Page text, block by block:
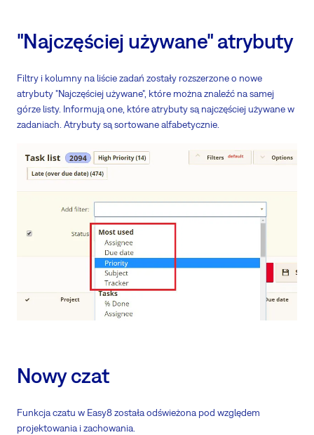
"Najczęściej używane" atrybuty
Filtry i kolumny na liście zadań zostały rozszerzone o nowe
atrybuty "Najczęściej używane", które można znaleźć na samej
górze listy. Informują one, które atrybuty są najczęściej używane w
zadaniach. Atrybuty są sortowane alfabetycznie.
Nowy czat
Funkcja czatu w Easy8 została odświeżona pod względem
projektowania i zachowania.